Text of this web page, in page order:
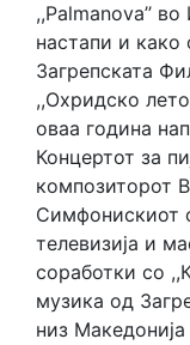
,,Palmanova’’
настапи и
Загрепската
,,Охридско
оваа година
Концертот за
композиторот
Симфонискиот
телевизија и
соработки со
музика од
низ